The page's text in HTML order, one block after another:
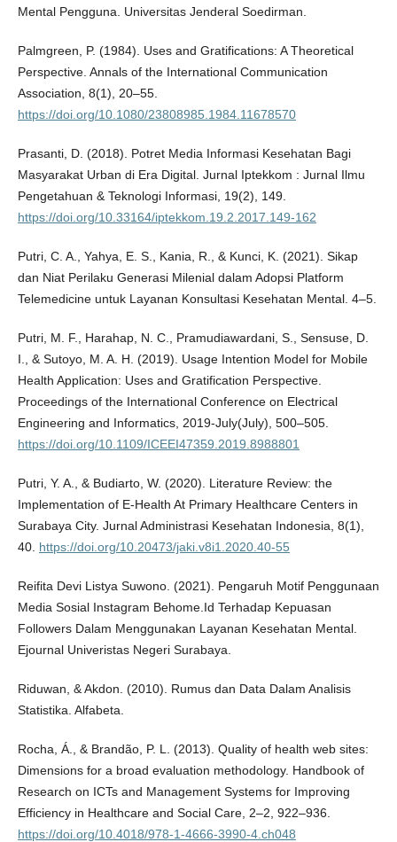
Mental Pengguna. Universitas Jenderal Soedirman.
Palmgreen, P. (1984). Uses and Gratifications: A Theoretical
Perspective. Annals of the International Communication
Association, 8(1), 20–55.
https://doi.org/10.1080/23808985.1984.11678570
Prasanti, D. (2018). Potret Media Informasi Kesehatan Bagi
Masyarakat Urban di Era Digital. Jurnal Iptekkom : Jurnal Ilmu
Pengetahuan & Teknologi Informasi, 19(2), 149.
https://doi.org/10.33164/iptekkom.19.2.2017.149-162
Putri, C. A., Yahya, E. S., Kania, R., & Kunci, K. (2021). Sikap
dan Niat Perilaku Generasi Milenial dalam Adopsi Platform
Telemedicine untuk Layanan Konsultasi Kesehatan Mental. 4–5.
Putri, M. F., Harahap, N. C., Pramudiawardani, S., Sensuse, D.
I., & Sutoyo, M. A. H. (2019). Usage Intention Model for Mobile
Health Application: Uses and Gratification Perspective.
Proceedings of the International Conference on Electrical
Engineering and Informatics, 2019-July(July), 500–505.
https://doi.org/10.1109/ICEEI47359.2019.8988801
Putri, Y. A., & Budiarto, W. (2020). Literature Review: the
Implementation of E-Health At Primary Healthcare Centers in
Surabaya City. Jurnal Administrasi Kesehatan Indonesia, 8(1),
40. https://doi.org/10.20473/jaki.v8i1.2020.40-55
Reifita Devi Listya Suwono. (2021). Pengaruh Motif Penggunaan
Media Sosial Instagram Behome.Id Terhadap Kepuasan
Followers Dalam Menggunakan Layanan Kesehatan Mental.
Ejournal Univeristas Negeri Surabaya.
Riduwan, & Akdon. (2010). Rumus dan Data Dalam Analisis
Statistika. Alfabeta.
Rocha, Á., & Brandão, P. L. (2013). Quality of health web sites:
Dimensions for a broad evaluation methodology. Handbook of
Research on ICTs and Management Systems for Improving
Efficiency in Healthcare and Social Care, 2–2, 922–936.
https://doi.org/10.4018/978-1-4666-3990-4.ch048